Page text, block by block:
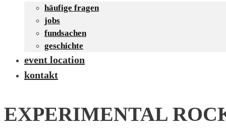
häufige fragen
jobs
fundsachen
geschichte
event location
kontakt
EXPERIMENTAL